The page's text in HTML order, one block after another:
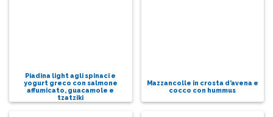
Piadina light agli spinaci e
yogurt greco con salmone
affumicato, guacamole e
tzatziki
Mazzancolle in crosta d’avena e
cocco con hummus